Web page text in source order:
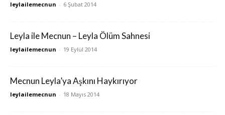
leylailemecnun - 6 Şubat 2014
Leyla ile Mecnun – Leyla Ölüm Sahnesi
leylailemecnun - 19 Eylül 2014
Mecnun Leyla’ya Aşkını Haykırıyor
leylailemecnun - 18 Mayıs 2014